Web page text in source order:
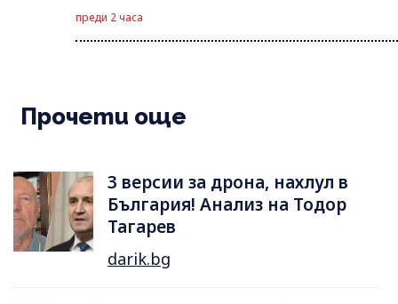
преди 2 часа
Прочети още
3 версии за дрона, нахлул в
България! Анализ на Тодор
Тагарев
darik.bg